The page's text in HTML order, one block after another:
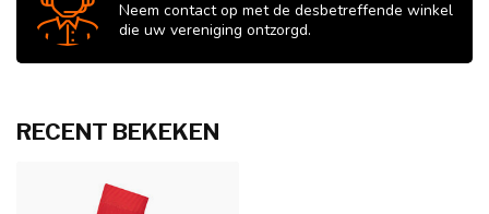
Neem contact op met de desbetreffende winkel
die uw vereniging ontzorgd.
RECENT BEKEKEN